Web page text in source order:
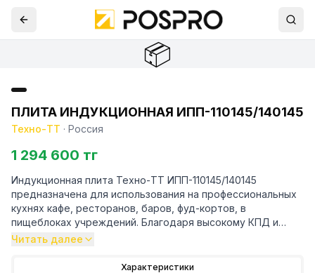
📦
ПЛИТА ИНДУКЦИОННАЯ ИПП-110145/140145
Техно-ТТ · Россия
1 294 600 тг
Индукционная плита Техно-ТТ ИПП-110145/140145
предназначена для использования на профессиональных
кухнях кафе, ресторанов, баров, фуд-кортов, в
пищеблоках учреждений. Благодаря высокому КПД и
скорости нагрева посуды индукционная плита относится
электроэнергия, которая потребляется оборудованием,
Читать далее
Характеристики